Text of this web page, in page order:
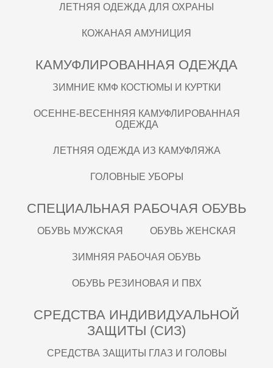
ЛЕТНЯЯ ОДЕЖДА ДЛЯ ОХРАНЫ
КОЖАНАЯ АМУНИЦИЯ
КАМУФЛИРОВАННАЯ ОДЕЖДА
ЗИМНИЕ КМФ КОСТЮМЫ И КУРТКИ
ОСЕННЕ-ВЕСЕННЯЯ КАМУФЛИРОВАННАЯ
ОДЕЖДА
ЛЕТНЯЯ ОДЕЖДА ИЗ КАМУФЛЯЖА
ГОЛОВНЫЕ УБОРЫ
СПЕЦИАЛЬНАЯ РАБОЧАЯ ОБУВЬ
ОБУВЬ МУЖСКАЯ ОБУВЬ ЖЕНСКАЯ
ЗИМНЯЯ РАБОЧАЯ ОБУВЬ
ОБУВЬ РЕЗИНОВАЯ И ПВХ
СРЕДСТВА ИНДИВИДУАЛЬНОЙ
ЗАЩИТЫ (СИЗ)
СРЕДСТВА ЗАЩИТЫ ГЛАЗ И ГОЛОВЫ